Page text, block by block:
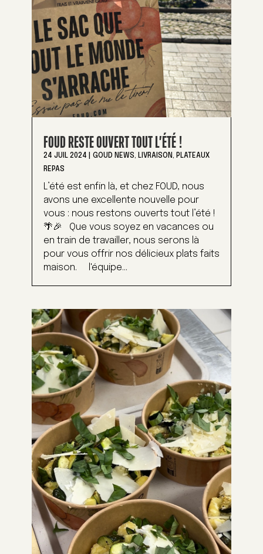
FOUD RESTE OUVERT TOUT L’ÉTÉ !
24 JUIL 2024 GOUD NEWS, LIVRAISON, PLATEAUX
REPAS
L’été est enfin là, et chez FOUD, nous
avons une excellente nouvelle pour
vous : nous restons ouverts tout l’été !
🌴🎉 Que vous soyez en vacances ou
en train de travailler, nous serons là
pour vous offrir nos délicieux plats faits
maison. l'équipe...